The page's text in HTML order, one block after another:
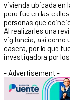
vivienda ubicada en
pero fue en las
personas que
Al realizarles una
vigilancia, así como
casera, por lo que
investigadora por
- Advertisement -